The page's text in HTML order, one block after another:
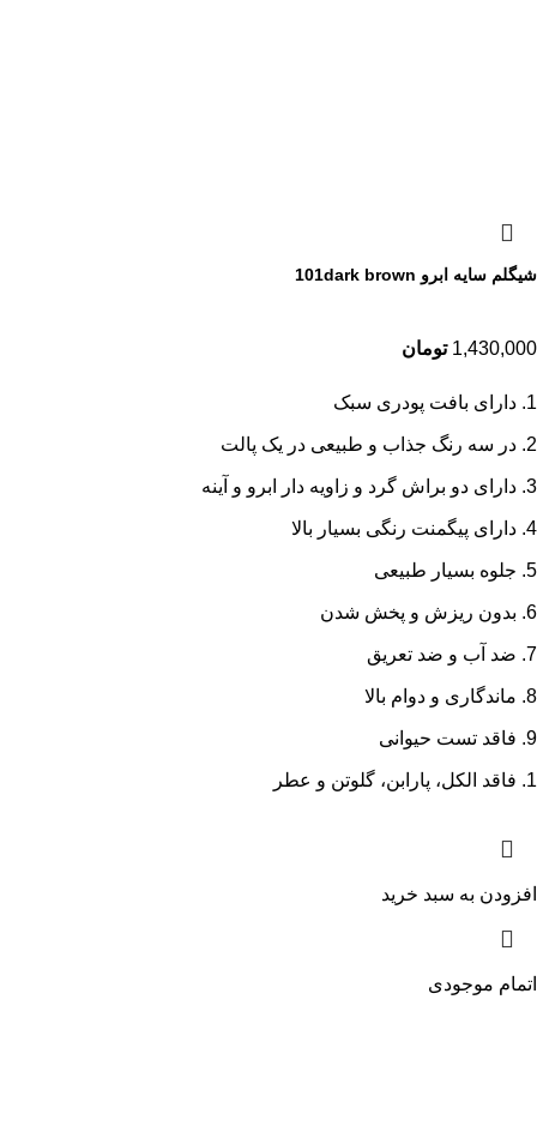
شیگلم سایه ابرو 101dark brown
1,430,000 تومان
دارای بافت پودری سبک
در سه رنگ جذاب و طبیعی در یک پالت
دارای دو براش گرد و زاویه دار ابرو و آینه
دارای پیگمنت رنگی بسیار بالا
جلوه بسیار طبیعی
بدون ریزش و پخش شدن
ضد آب و ضد تعریق
ماندگاری و دوام بالا
فاقد تست حیوانی
فاقد الکل، پارابن، گلوتن و عطر
افزودن به سبد خرید
اتمام موجودی